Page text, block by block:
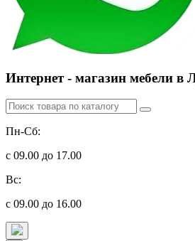
Интернет - магазин мебели в
Пн-Сб:
с 09.00 до 17.00
Вс:
с 09.00 до 16.00